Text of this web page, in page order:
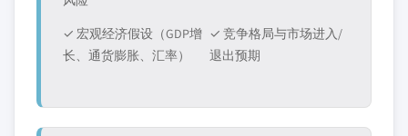
✓ 宏观经济假设（GDP增
长、通货膨胀、汇率）
✓ 竞争格局与市场进入/
退出预期